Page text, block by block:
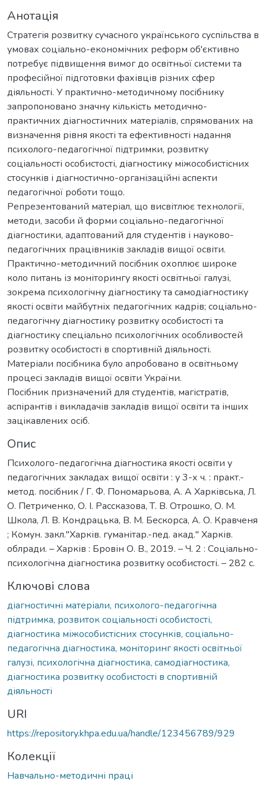
Анотація
Стратегія розвитку сучасного українського суспільства в
умовах соціально-економічних реформ об'єктивно
потребує підвищення вимог до освітньої системи та
професійної підготовки фахівців різних сфер
діяльності. У практично-методичному посібнику
запропоновано значну кількість методично-
практичних діагностичних матеріалів, спрямованих на
визначення рівня якості та ефективності надання
психолого-педагогічної підтримки, розвитку
соціальності особистості, діагностику міжособистісних
стосунків і діагностично-організаційні аспекти
педагогічної роботи тощо.
Репрезентований матеріал, що висвітлює технології,
методи, засоби й форми соціально-педагогічної
діагностики, адаптований для студентів і науково-
педагогічних працівників закладів вищої освіти.
Практично-методичний посібник охоплює широке
коло питань із моніторингу якості освітньої галузі,
зокрема психологічну діагностику та самодіагностику
якості освіти майбутніх педагогічних кадрів; соціально-
педагогічну діагностику розвитку особистості та
діагностику спеціально психологічних особливостей
розвитку особистості в спортивній діяльності.
Матеріали посібника було апробовано в освітньому
процесі закладів вищої освіти України.
Посібник призначений для студентів, магістратів,
аспірантів і викладачів закладів вищої освіти та інших
зацікавлених осіб.
Опис
Психолого-педагогічна діагностика якості освіти у
педагогічних закладах вищої освіти : у 3-х ч. : практ.-
метод. посібник / Г. Ф. Пономарьова, А. А Харківська, Л.
О. Петриченко, О. І. Рассказова, Т. В. Отрошко, О. М.
Школа, Л. В. Кондрацька, В. М. Бескорса, А. О. Кравченя
; Комун. закл."Харків. гуманітар.-пед. акад." Харків.
облради. – Харків : Бровін О. В., 2019. – Ч. 2 : Соціально-
психологічна діагностика розвитку особистості. – 282 с.
Ключові слова
діагностичні матеріали, психолого-педагогічна
підтримка, розвиток соціальності особистості,
діагностика міжособистісних стосунків, соціально-
педагогічна діагностика, моніторинг якості освітньої
галузі, психологічна діагностика, самодіагностика,
діагностика розвитку особистості в спортивній
діяльності
URI
https://repository.khpa.edu.ua/handle/123456789/929
Колекції
Навчально-методичні праці